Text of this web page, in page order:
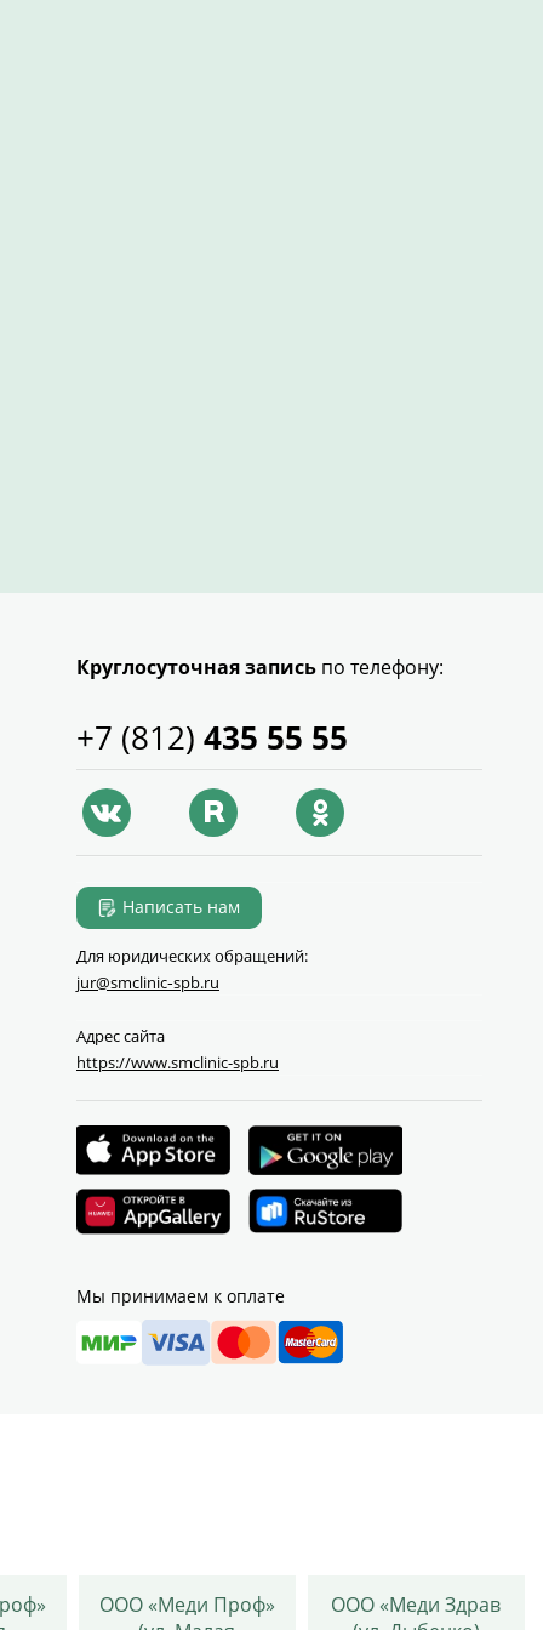
Круглосуточная записьпо телефону:
+7 (812) 435 55 55
Написать нам
Для юридических обращений:
jur@smclinic‑spb.ru
Адрес сайта
https://www.smclinic-spb.ru
Мы принимаем к оплате
ООО «Меди Проф»
ООО «Меди Здрав